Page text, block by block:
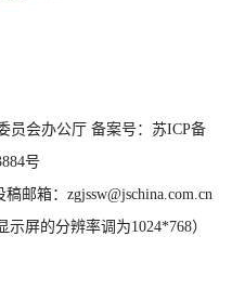
员会办公厅 备案号：苏ICP备
号
邮箱：zgjssw@jschina.com.cn
示屏的分辨率调为1024*768）